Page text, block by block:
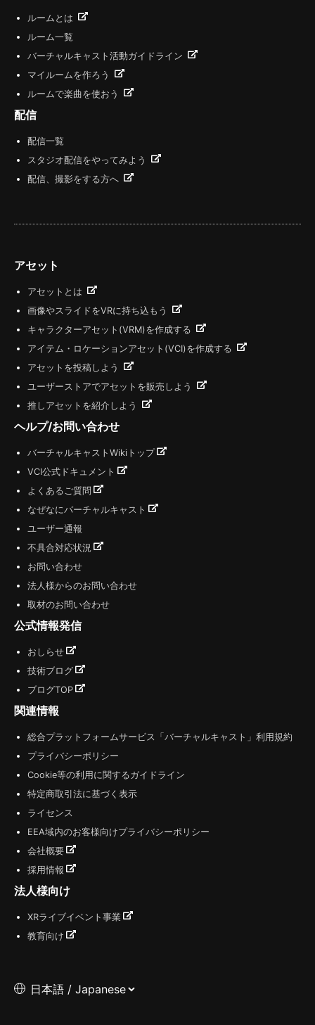
ルームとは
ルーム一覧
バーチャルキャスト活動ガイドライン
マイルームを作ろう
ルームで楽曲を使おう
配信
配信一覧
スタジオ配信をやってみよう
配信、撮影をする方へ
アセット
アセットとは
画像やスライドをVRに持ち込もう
キャラクターアセット(VRM)を作成する
アイテム・ロケーションアセット(VCI)を作成する
アセットを投稿しよう
ユーザーストアでアセットを販売しよう
推しアセットを紹介しよう
ヘルプ/お問い合わせ
バーチャルキャストWikiトップ
VCI公式ドキュメント
よくあるご質問
なぜなにバーチャルキャスト
ユーザー通報
不具合対応状況
お問い合わせ
法人様からのお問い合わせ
取材のお問い合わせ
公式情報発信
おしらせ
技術ブログ
ブログTOP
関連情報
総合プラットフォームサービス「バーチャルキャスト」利用規約
プライバシーポリシー
Cookie等の利用に関するガイドライン
特定商取引法に基づく表示
ライセンス
EEA域内のお客様向けプライバシーポリシー
会社概要
採用情報
法人様向け
XRライブイベント事業
教育向け